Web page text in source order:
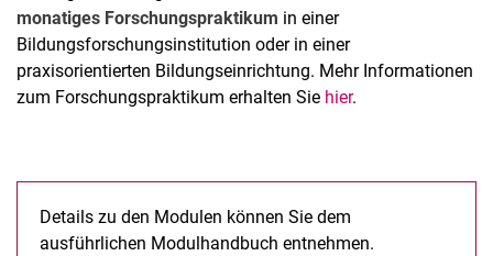
monatiges Forschungspraktikum in einer
Bildungsforschungsinstitution oder in einer
praxisorientierten Bildungseinrichtung. Mehr Informationen
zum Forschungspraktikum erhalten Sie hier.
Details zu den Modulen können Sie dem
ausführlichen Modulhandbuch entnehmen.